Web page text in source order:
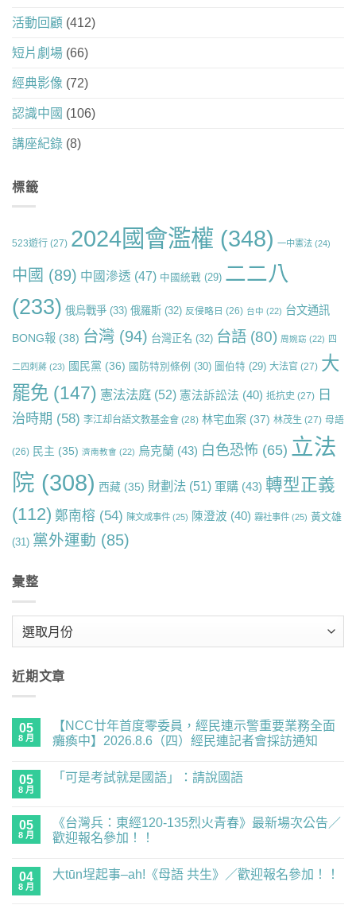
活動回顧 (412)
短片劇場 (66)
經典影像 (72)
認識中國 (106)
講座紀錄 (8)
標籤
523遊行 (27) 2024國會濫權 (348) 一中憲法 (24)
中國 (89) 中國滲透 (47) 中國統戰 (29) 二二八
(233) 俄烏戰爭 (33) 俄羅斯 (32) 反侵略日 (26) 台中 (22) 台文通訊
BONG報 (38) 台灣 (94) 台灣正名 (32) 台語 (80) 周婉窈 (22) 四
二四刺蔣 (23) 國民黨 (36) 國防特別條例 (30) 圖伯特 (29) 大法官 (27) 大
罷免 (147) 憲法法庭 (52) 憲法訴訟法 (40) 抵抗史 (27) 日
治時期 (58) 李江却台語文教基金會 (28) 林宅血案 (37) 林茂生 (27) 母語
(26) 民主 (35) 濟南教會 (22) 烏克蘭 (43) 白色恐怖 (65) 立法
院 (308) 西藏 (35) 財劃法 (51) 軍購 (43) 轉型正義
(112) 鄭南榕 (54) 陳文成事件 (25) 陳澄波 (40) 霧社事件 (25) 黃文雄
(31) 黨外運動 (85)
彙整
近期文章
05
8 月
【NCC廿年首度零委員，經民連示警重要業務全面
癱瘓中】2026.8.6（四）經民連記者會採訪通知
員，
連
示
05
8 月
「可是考試就是國語」：請說國語
考
試
就
語」：
言
05
8 月
《台灣兵：東經120-135烈火青春》最新場次公告／
歡迎報名參加！！
灣
留
04
8 月
大tūn埕起事–ah!《母語 共生》／歡迎報名參加！！